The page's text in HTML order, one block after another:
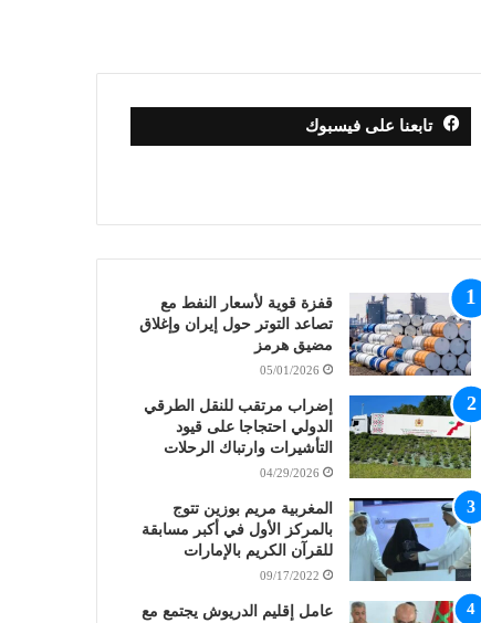
تابعنا على فيسبوك
قفزة قوية لأسعار النفط مع
تصاعد التوتر حول إيران وإغلاق
مضيق هرمز
05/01/2026
إضراب مرتقب للنقل الطرقي
الدولي احتجاجا على قيود
التأشيرات وارتباك الرحلات
04/29/2026
المغربية مريم بوزين تتوج
بالمركز الأول في أكبر مسابقة
للقرآن الكريم بالإمارات
09/17/2022
عامل إقليم الدريوش يجتمع مع